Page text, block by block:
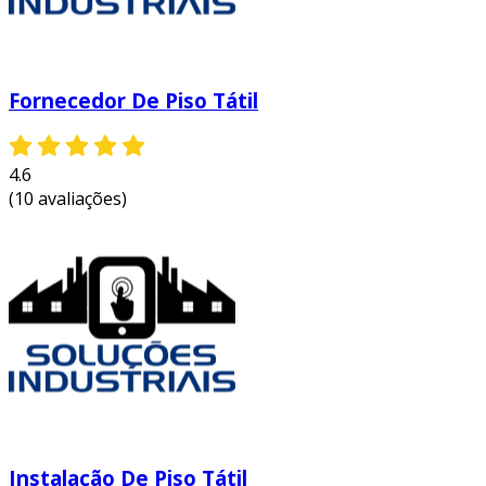
públicos.
acessibilidade, assegurando que as
as normas vigentes.
sinalização adequada, diminui-se o risco
ambiente mais seguro para todos os
usuários.
valorização do espaço:
adotam medidas de acessibilidade são
vistos como mais inclusivos e modernos, o
que pode valorizar o espaço em que estão
a implementação do piso tátil direcional 20x20 é
Fornecedor De Piso Tátil
4.6
(10 avaliações)
Instalação De Piso Tátil